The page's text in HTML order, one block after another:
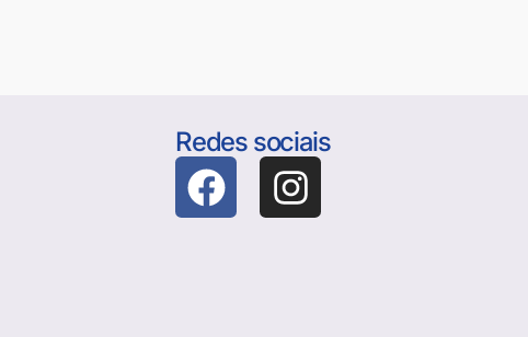
Redes sociais